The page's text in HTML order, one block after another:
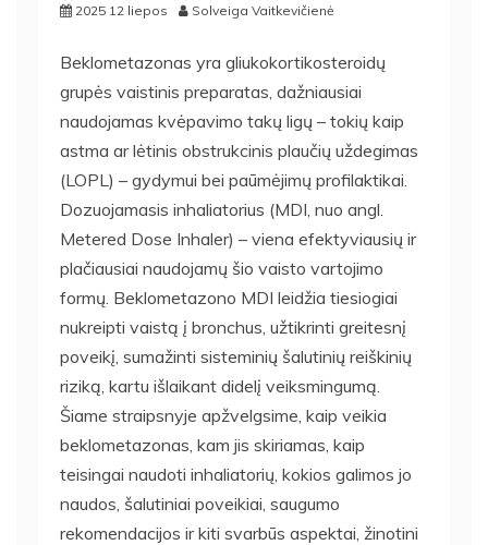
2025 12 liepos Solveiga Vaitkevičienė
Beklometazonas yra gliukokortikosteroidų
grupės vaistinis preparatas, dažniausiai
naudojamas kvėpavimo takų ligų – tokių kaip
astma ar lėtinis obstrukcinis plaučių uždegimas
(LOPL) – gydymui bei paūmėjimų profilaktikai.
Dozuojamasis inhaliatorius (MDI, nuo angl.
Metered Dose Inhaler) – viena efektyviausių ir
plačiausiai naudojamų šio vaisto vartojimo
formų. Beklometazono MDI leidžia tiesiogiai
nukreipti vaistą į bronchus, užtikrinti greitesnį
poveikį, sumažinti sisteminių šalutinių reiškinių
riziką, kartu išlaikant didelį veiksmingumą.
Šiame straipsnyje apžvelgsime, kaip veikia
beklometazonas, kam jis skiriamas, kaip
teisingai naudoti inhaliatorių, kokios galimos jo
naudos, šalutiniai poveikiai, saugumo
rekomendacijos ir kiti svarbūs aspektai, žinotini